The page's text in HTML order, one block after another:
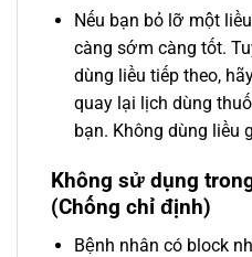
Nếu bạn bỏ lỡ một
càng sớm càng tốt.
dùng liều tiếp theo,
quay lại lịch dùng
bạn. Không dùng liều
Không sử dụng
(Chống chỉ định)
Bệnh nhân có block